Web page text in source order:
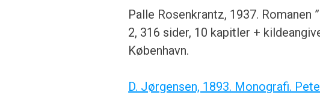
Palle Rosenkrantz, 1937. Romanen
2, 316 sider, 10 kapitler +
København.
D. Jørgensen, 1893. Monografi.